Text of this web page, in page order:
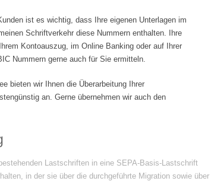
ist es wichtig, dass Ihre eigenen Unterlagen im
Schriftverkehr diese Nummern enthalten. Ihre
Kontoauszug, im Online Banking oder auf Ihrer
Nummern gerne auch für Sie ermitteln.
bieten wir Ihnen die Überarbeitung Ihrer
an. Gerne übernehmen wir auch den
Lastschriften in eine SEPA-Basis-Lastschrift
in der sie über die durchgeführte Migration sowie über